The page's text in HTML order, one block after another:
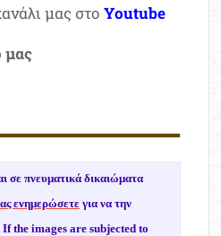
μας στοYoutube
μας
σε πνευματικά δικαιώματα
ενημερώσετεγια να την
If the images are subjected to